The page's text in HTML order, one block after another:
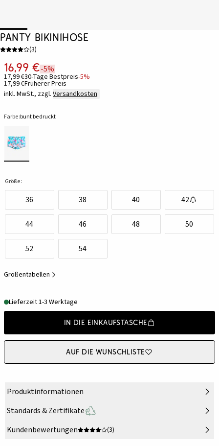
Panty Bikinihose
(3)
16,99 €-5%
17,99 €30-Tage Bestpreis-5%
17,99 €Früherer Preis
inkl. MwSt., zzgl. Versandkosten
Farbe:bunt bedruckt
Größe:
36 38 40 42
44 46 48 50
52 54
Größentabellen
Lieferzeit 1-3 Werktage
In die Einkaufstasche
Auf die Wunschliste
Produktinformationen
Standards & Zertifikate
Kundenbewertungen
(3)